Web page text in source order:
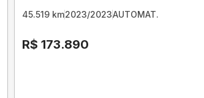
45.519 km2023/2023AUTOMAT.
R$ 173.890